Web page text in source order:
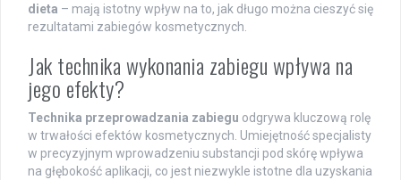
dieta – mają istotny wpływ na to, jak długo można cieszyć się
rezultatami zabiegów kosmetycznych.
Jak technika wykonania zabiegu wpływa na
jego efekty?
Technika przeprowadzania zabiegu odgrywa kluczową rolę
w trwałości efektów kosmetycznych. Umiejętność specjalisty
w precyzyjnym wprowadzeniu substancji pod skórę wpływa
na głębokość aplikacji, co jest niezwykle istotne dla uzyskania